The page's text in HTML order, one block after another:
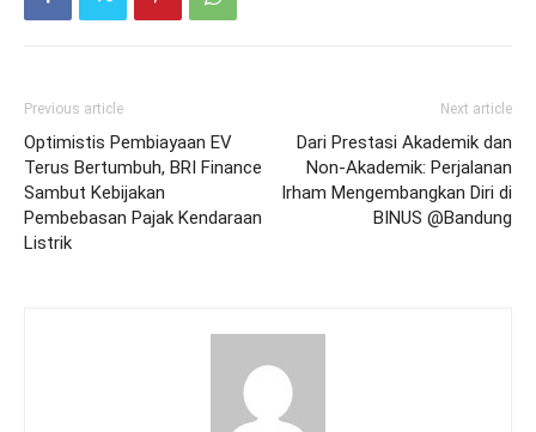
Previous article
Optimistis Pembiayaan EV
Terus Bertumbuh, BRI Finance
Sambut Kebijakan
Pembebasan Pajak Kendaraan
Listrik
Next article
Dari Prestasi Akademik dan
Non-Akademik: Perjalanan
Irham Mengembangkan Diri di
BINUS @Bandung